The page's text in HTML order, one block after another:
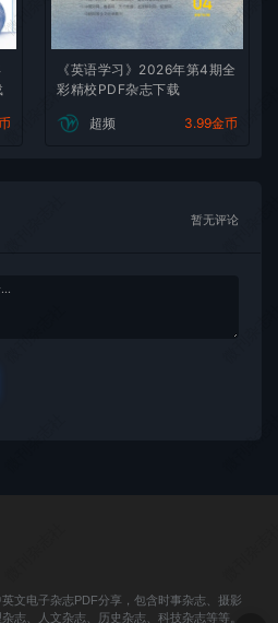
《英语学习》2026年第4期全
彩精校PDF杂志下载
超频 3.99金币
暂无评论
文电子杂志PDF分享，包含时事杂志、摄影
志、人文杂志、历史杂志、科技杂志等等。
微刊杂志社
微刊杂
微刊杂
微刊杂